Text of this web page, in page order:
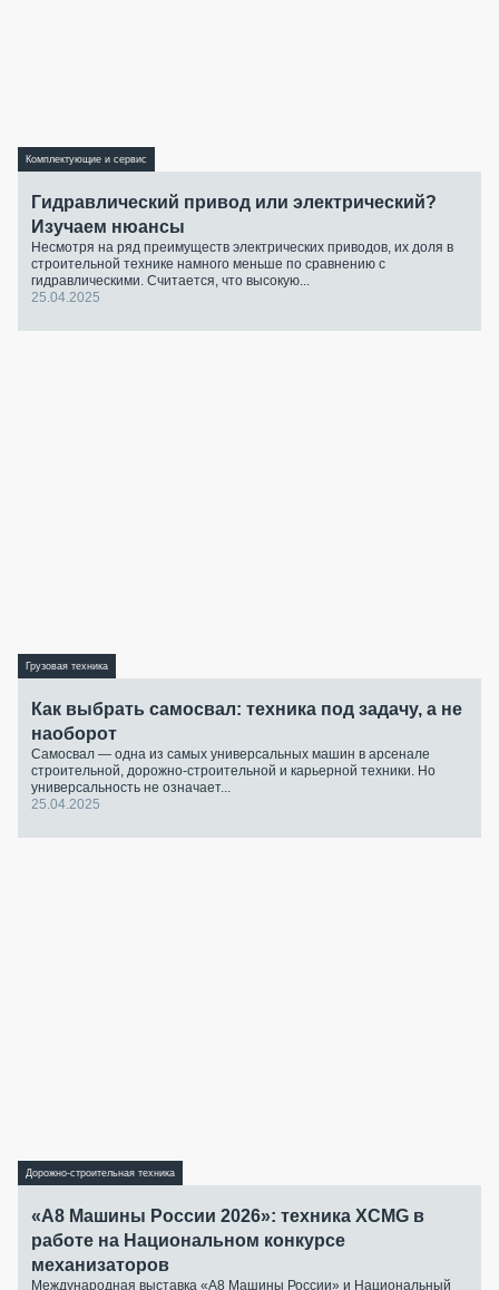
Комплектующие и сервис
Гидравлический привод или электрический?
Изучаем нюансы
Несмотря на ряд преимуществ электрических приводов, их доля в
строительной технике намного меньше по сравнению с
гидравлическими. Считается, что высокую...
25.04.2025
Грузовая техника
Как выбрать самосвал: техника под задачу, а не
наоборот
Самосвал — одна из самых универсальных машин в арсенале
строительной, дорожно-строительной и карьерной техники. Но
универсальность не означает...
25.04.2025
Дорожно-строительная техника
«А8 Машины России 2026»: техника XCMG в
работе на Национальном конкурсе
механизаторов
Международная выставка «А8 Машины России» и Национальный